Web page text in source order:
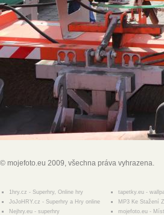
© mojefoto.eu 2009, všechna práva vyhrazena.
1hry.cz - Superhry, Online hry
JoJoHRY.cz - Superhry a Hry online
Nejhry.eu - superhry
tapetky.eu -
MP3 Ke Stažení
mojefoto.eu -